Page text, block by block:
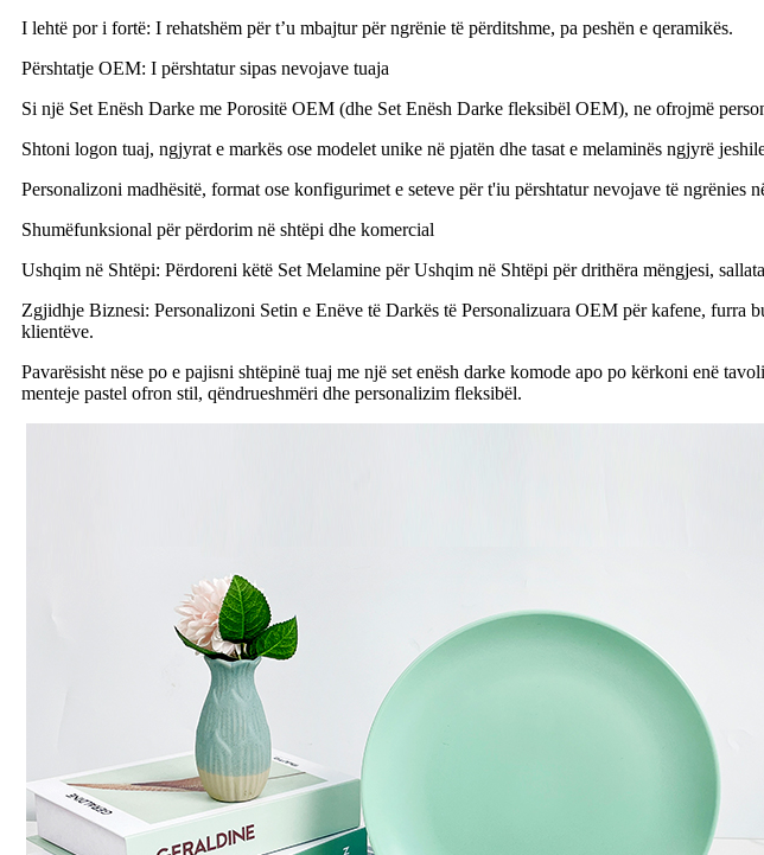
I lehtë por i fortë: I rehatshëm për t’u mbajtur për ngrënie të përditshme, pa peshën e qeramikës.
Përshtatje OEM: I përshtatur sipas nevojave tuaja
Si një Set Enësh Darke me Porositë OEM (dhe Set Enësh Darke fleksibël OEM), ne ofrojmë
Shtoni logon tuaj, ngjyrat e markës ose modelet unike në pjatën dhe tasat e melaminës ngjyrë
Personalizoni madhësitë, format ose konfigurimet e seteve për t'iu përshtatur nevojave të ngrënies
Shumëfunksional për përdorim në shtëpi dhe komercial
Ushqim në Shtëpi: Përdoreni këtë Set Melamine për Ushqim në Shtëpi për drithëra mëngjesi,
Zgjidhje Biznesi: Personalizoni Setin e Enëve të Darkës të Personalizuara OEM për kafene, furra
klientëve.
Pavarësisht nëse po e pajisni shtëpinë tuaj me një set enësh darke komode apo po kërkoni enë
menteje pastel ofron stil, qëndrueshmëri dhe personalizim fleksibël.